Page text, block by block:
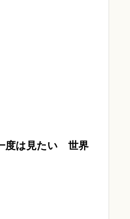
度は見たい 世界